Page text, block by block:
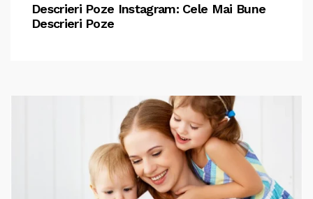
Descrieri Poze Instagram: Cele Mai Bune
Descrieri Poze